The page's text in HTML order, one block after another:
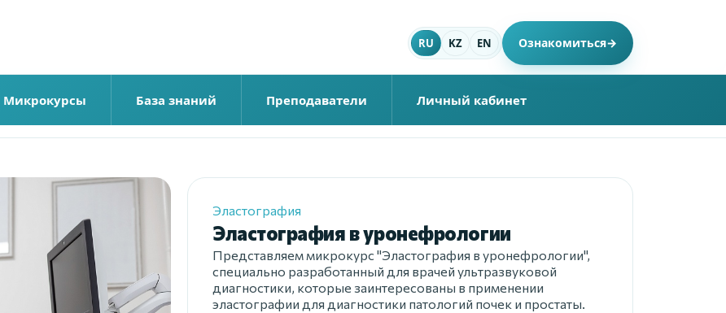
RU KZ EN Ознакомиться→
Микрокурсы База знаний Преподаватели Личный кабинет
Эластография
Эластография в уронефрологии
Представляем микрокурс "Эластография в уронефрологии",
специально разработанный для врачей ультразвуковой
диагностики, которые заинтересованы в применении
эластографии для диагностики патологий почек и простаты.